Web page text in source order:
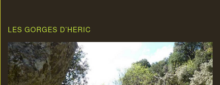
LES GORGES D’HERIC